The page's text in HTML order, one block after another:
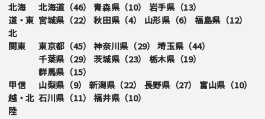
北海
道・東
北
北海道（46） 青森県（10） 岩手県（13）
宮城県（22） 秋田県（4） 山形県（6） 福島県（12）
関東 東京都（45） 神奈川県（29） 埼玉県（44）
千葉県（29） 茨城県（23） 栃木県（19）
群馬県（15）
甲信
越・北
陸
山梨県（9） 新潟県（22） 長野県（27） 富山県（10）
石川県（11） 福井県（10）